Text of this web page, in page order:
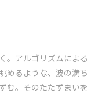
アルゴリズムによ
るような、波の満
。そのたたずまい